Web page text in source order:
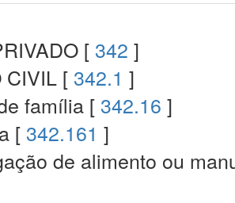
[ 342 ]
CIVIL [ 342.1 ]
família [ 342.16 ]
[ 342.161 ]
de alimento ou